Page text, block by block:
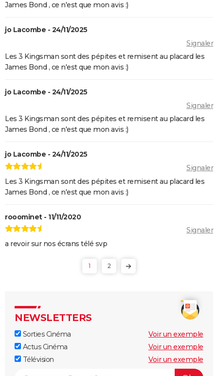
Piège de cristal
t-il une suite ?
Morbius : y a-t-il une scène post-générique à la fin du
film ?
Spider-Man No Way Home : où voir le film en VOD
Les Éternels : que signifient les scènes post-
The Suicide Squad : synopsis, casting, bande-
annonce, seances, streaming...
Kingsman 3 : date, casting.... Ce que l'on sait sur le
film
Avengers 6 : date, personnages... Tout sur Secret
Wars
Sonic 2 : intrigue, casting, streaming, avis... Les infos
sur le film
Fantastic Four : privé de réalisateur, où en est le film
Spider-Man Brand New Day : Tom Holland retrouve
des visages familiers de Marvel dans la bande-
annonce
Legend of Zelda, le film : qui sont Bo Bragason et
Benjamin Evan Ainsworth, les acteurs principaux ?
James Bond , ce n'est que mon avis :)
jo Lacombe - 24/11/2025
Signaler
Les 3 Kingsman sont des pépites et remisent au placard les
James Bond , ce n'est que mon avis :)
jo Lacombe - 24/11/2025
Signaler
Les 3 Kingsman sont des pépites et remisent au placard les
James Bond , ce n'est que mon avis :)
jo Lacombe - 24/11/2025
Signaler
Les 3 Kingsman sont des pépites et remisent au placard les
James Bond , ce n'est que mon avis :)
rooominet - 11/11/2020
Signaler
a revoir sur nos écrans télé svp
1 2
NEWSLETTERS
Sorties Cinéma
Voir un exemple
Actus Cinéma
Voir un exemple
Télévision
Voir un exemple